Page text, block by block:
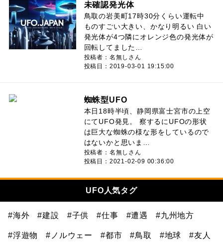
未確認発光体
鳥取の岩美町17時30分くらい運転中
ものすごい大きい、かなり明るい 白い
発光体が4つ隣にオレンジ色の発光体が
回転してました…
投稿者：名無しさん
投稿日：2019-03-01 19:15:00
蜘蛛型UFO
本日18時半頃、静岡県富士宮市の上空
にてUFO発見。 察するにUFOの形状
は巨大な蜘蛛の様な形をしているので
はないかと思いま…
投稿者：名無しさん
投稿日：2021-02-09 00:36:00
UFO人気タグ
#海外 #建設 #子供 #仕事 #遭遇 #九州地方
#浮遊物 #ノルウェー #都市 #鳥取 #地球 #友人